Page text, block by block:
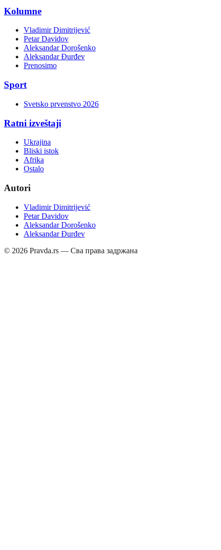
Kolumne
Vladimir Dimitrijević
Petar Davidov
Aleksandar Dorošenko
Aleksandar Đurđev
Prenosimo
Sport
Svetsko prvenstvo 2026
Ratni izveštaji
Ukrajina
Bliski istok
Afrika
Ostalo
Autori
Vladimir Dimitrijević
Petar Davidov
Aleksandar Dorošenko
Aleksandar Đurđev
© 2026 Pravda.rs — Сва права задржана